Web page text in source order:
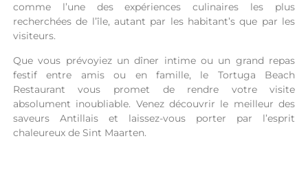
comme l’une des expériences culinaires les plus
recherchées de l’île, autant par les habitant’s que par les
visiteurs.
Que vous prévoyiez un dîner intime ou un grand repas
festif entre amis ou en famille, le Tortuga Beach
Restaurant vous promet de rendre votre visite
absolument inoubliable. Venez découvrir le meilleur des
saveurs Antillais et laissez-vous porter par l’esprit
chaleureux de Sint Maarten.